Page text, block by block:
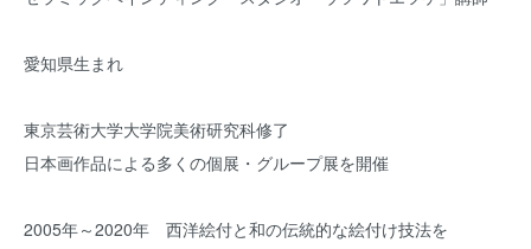
愛知県生まれ
東京芸術大学大学院美術研究科修了
日本画作品による多くの個展・グループ展を開催
2005年～2020年 西洋絵付と和の伝統的な絵付け技法を